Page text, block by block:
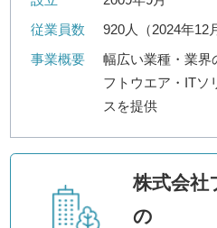
従業員数
920人（2024年12
事業概要
幅広い業種・業界
フトウエア・ITソ
スを提供
株式会社
の